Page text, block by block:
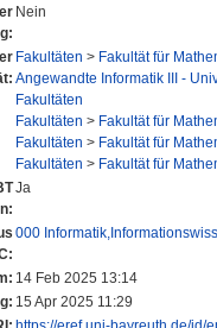
Nein
Fakultäten > Fakultät für
Angewandte Informatik III -
Fakultäten
Fakultäten > Fakultät für
Fakultäten > Fakultät für
Fakultäten > Fakultät für
Ja
000
14 Feb 2025 13:14
15 Apr 2025 11:29